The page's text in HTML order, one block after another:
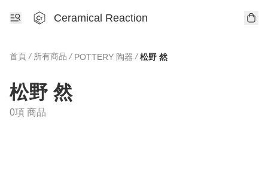
Ceramical Reaction
首頁 / 所有商品 / POTTERY 陶器 / 松野 然
松野 然
0項 商品